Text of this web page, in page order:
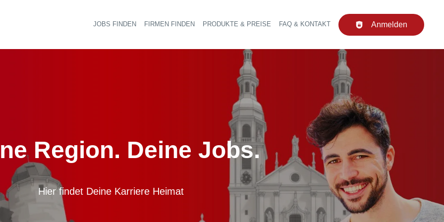
Haupt-Navigation
JOBS FINDEN FIRMEN FINDEN PRODUKTE & PREISE FAQ & KONTAKT Anmelden
Region. Deine Jobs.
Hier findet Deine Karriere Heimat